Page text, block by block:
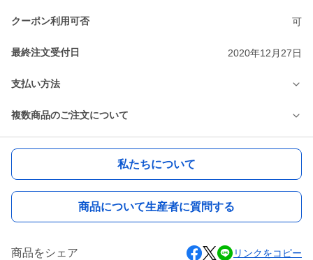
クーポン利用可否 可
最終注文受付日 2020年12月27日
支払い方法
複数商品のご注文について
私たちについて
商品について生産者に質問する
商品をシェア リンクをコピー